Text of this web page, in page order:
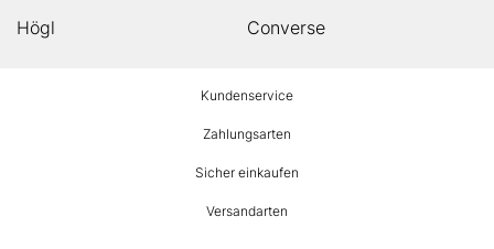
Högl
Converse
Kundenservice
Zahlungsarten
Sicher einkaufen
Versandarten